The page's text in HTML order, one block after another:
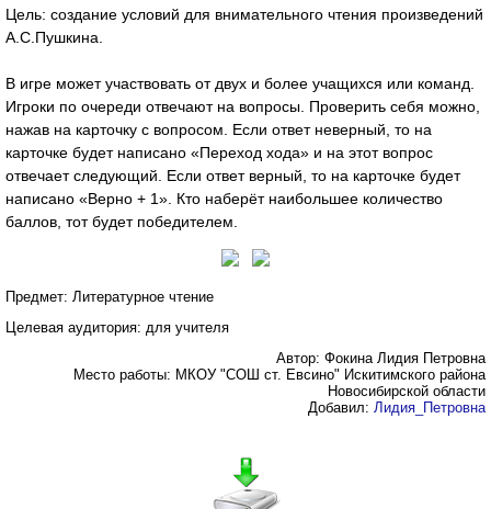
Цель: создание условий для внимательного чтения произведений
А.С.Пушкина.
В игре может участвовать от двух и более учащихся или команд.
Игроки по очереди отвечают на вопросы. Проверить себя можно,
нажав на карточку с вопросом. Если ответ неверный, то на
карточке будет написано «Переход хода» и на этот вопрос
отвечает следующий. Если ответ верный, то на карточке будет
написано «Верно + 1». Кто наберёт наибольшее количество
баллов, тот будет победителем.
Предмет: Литературное чтение
Целевая аудитория: для учителя
Автор: Фокина Лидия Петровна
Место работы: МКОУ "СОШ ст. Евсино" Искитимского района
Новосибирской области
Добавил: Лидия_Петровна